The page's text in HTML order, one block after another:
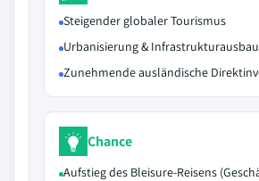
Steigender globaler Tourismus
Urbanisierung & Infrastrukturausbau
Zunehmende ausländische
Chance
Aufstieg des Bleisure-Reisens